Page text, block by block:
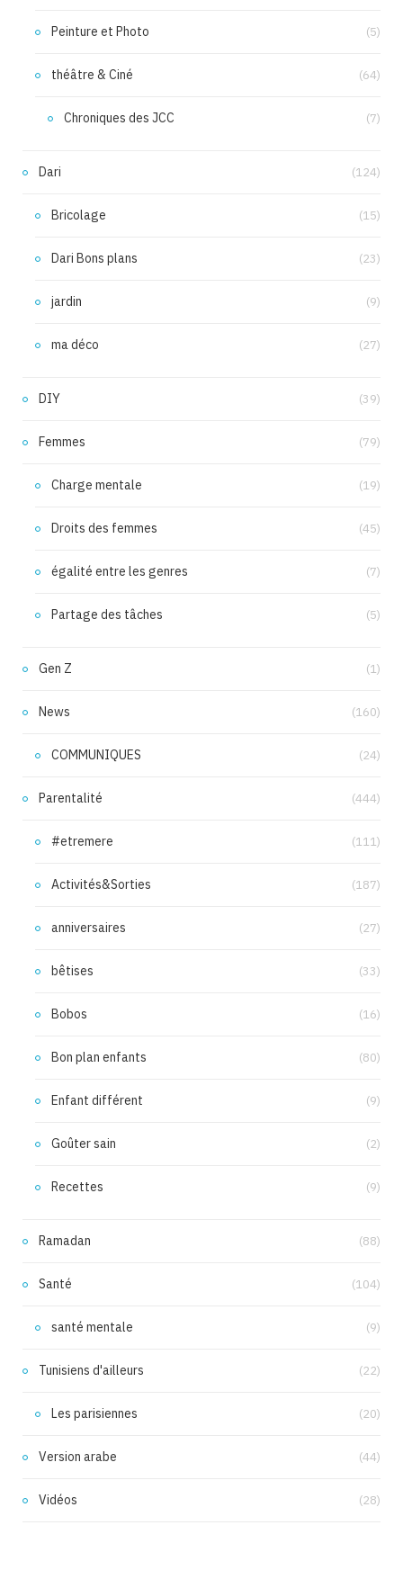
Peinture et Photo (5)
théâtre & Ciné (64)
Chroniques des JCC (7)
Dari (124)
Bricolage (15)
Dari Bons plans (23)
jardin (9)
ma déco (27)
DIY (39)
Femmes (79)
Charge mentale (19)
Droits des femmes (45)
égalité entre les genres (7)
Partage des tâches (5)
Gen Z (1)
News (160)
COMMUNIQUES (24)
Parentalité (444)
#etremere (111)
Activités&Sorties (187)
anniversaires (27)
bêtises (33)
Bobos (16)
Bon plan enfants (80)
Enfant différent (9)
Goûter sain (2)
Recettes (9)
Ramadan (88)
Santé (104)
santé mentale (9)
Tunisiens d'ailleurs (22)
Les parisiennes (20)
Version arabe (44)
Vidéos (28)